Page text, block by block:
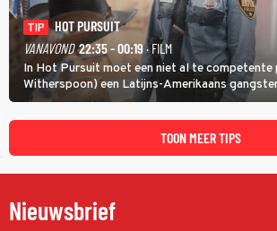
TIP
HOT PURSUIT
VANAVOND 22:35 - 00:19· FILM
In Hot Pursuit moet een niet al te
Witherspoon) een Latijns-Amerikaans
Vergara) beschermen tegen corrupte agenten
maffiatypes.
TOON MEER TIPS
Nieuwsbrief